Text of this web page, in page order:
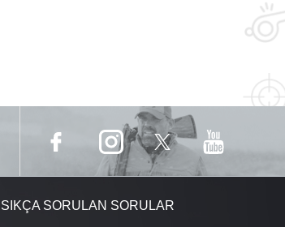
SIKÇA SORULAN SORULAR